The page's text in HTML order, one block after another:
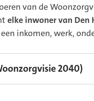
van de
elke inwoner van Den
inkomen, werk,
2040)